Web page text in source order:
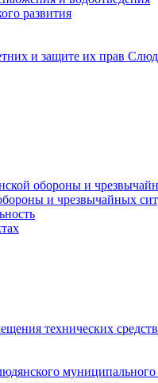
развития
и защите их прав
обороны и
и чрезвычайных
технических
муниципального